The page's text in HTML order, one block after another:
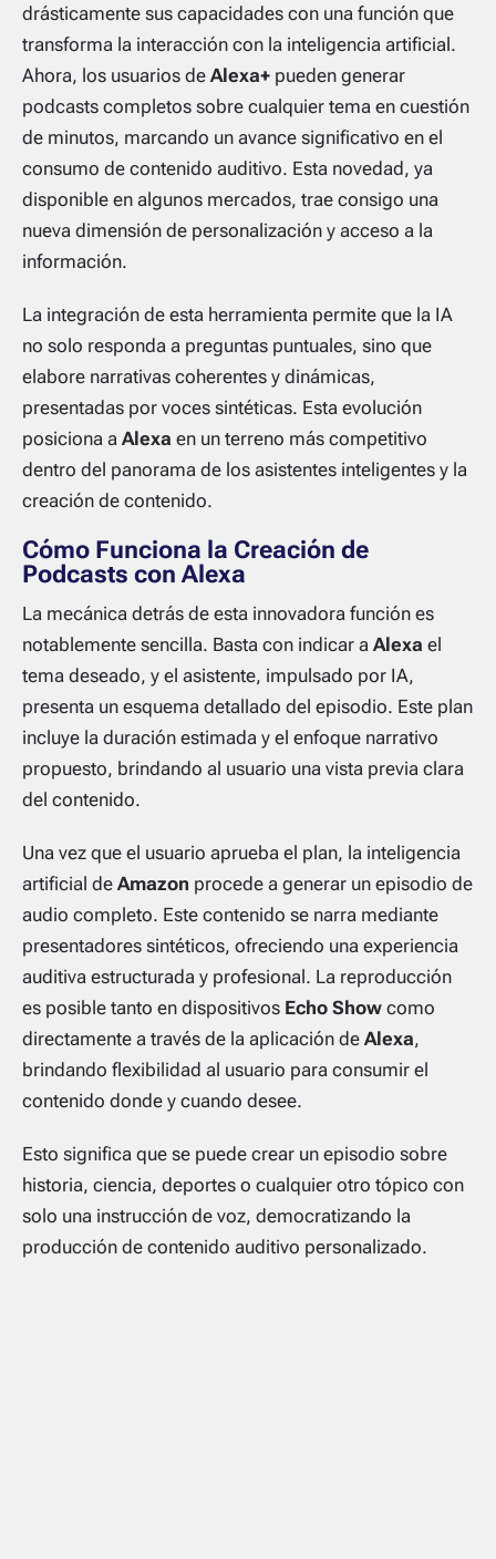
drásticamente sus capacidades con una función que
transforma la interacción con la inteligencia artificial.
Ahora, los usuarios de Alexa+ pueden generar
podcasts completos sobre cualquier tema en cuestión
de minutos, marcando un avance significativo en el
consumo de contenido auditivo. Esta novedad, ya
disponible en algunos mercados, trae consigo una
nueva dimensión de personalización y acceso a la
información.
La integración de esta herramienta permite que la IA
no solo responda a preguntas puntuales, sino que
elabore narrativas coherentes y dinámicas,
presentadas por voces sintéticas. Esta evolución
posiciona a Alexa en un terreno más competitivo
dentro del panorama de los asistentes inteligentes y la
creación de contenido.
Cómo Funciona la Creación de
Podcasts con Alexa
La mecánica detrás de esta innovadora función es
notablemente sencilla. Basta con indicar a Alexa el
tema deseado, y el asistente, impulsado por IA,
presenta un esquema detallado del episodio. Este plan
incluye la duración estimada y el enfoque narrativo
propuesto, brindando al usuario una vista previa clara
del contenido.
Una vez que el usuario aprueba el plan, la inteligencia
artificial de Amazon procede a generar un episodio de
audio completo. Este contenido se narra mediante
presentadores sintéticos, ofreciendo una experiencia
auditiva estructurada y profesional. La reproducción
es posible tanto en dispositivos Echo Show como
directamente a través de la aplicación de Alexa,
brindando flexibilidad al usuario para consumir el
contenido donde y cuando desee.
Esto significa que se puede crear un episodio sobre
historia, ciencia, deportes o cualquier otro tópico con
solo una instrucción de voz, democratizando la
producción de contenido auditivo personalizado.